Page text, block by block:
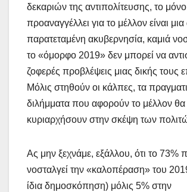
δεκαριών της αντιπολίτευσης, το
προαναγγέλλει για το μέλλον είναι
παρατεταμένη ακυβερνησία, καμιά
το «όμορφο 2019» δεν μπορεί να
ζοφερές προβλέψεις μιας δικής τους
Μόλις στηθούν οι κάλπες, τα
διλήμματα που αφορούν το μέλλον θα
κυριαρχήσουν στην σκέψη των
Ας μην ξεχνάμε, εξάλλου, ότι το 73%
νοσταλγεί την «καλοπέραση» του
ίδια δημοσκόπηση) μόλις 5% στην